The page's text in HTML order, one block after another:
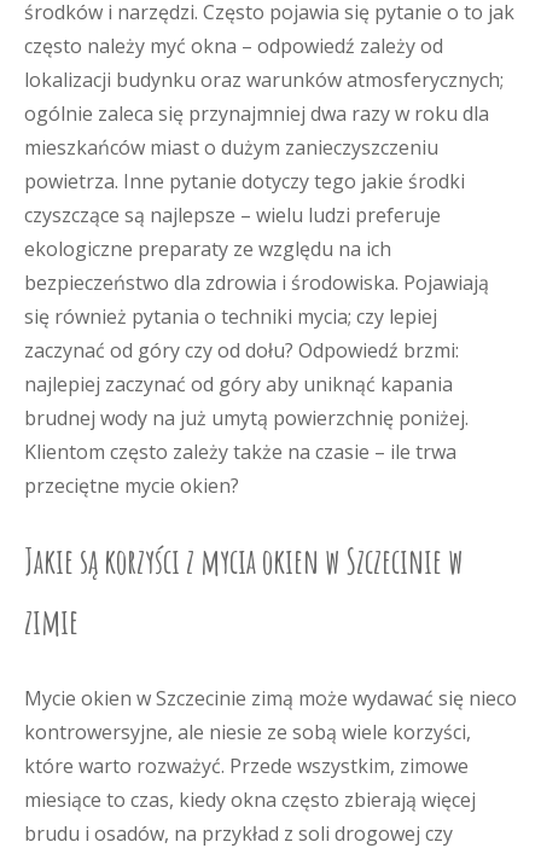
środków i narzędzi. Często pojawia się pytanie o to jak
często należy myć okna – odpowiedź zależy od
lokalizacji budynku oraz warunków atmosferycznych;
ogólnie zaleca się przynajmniej dwa razy w roku dla
mieszkańców miast o dużym zanieczyszczeniu
powietrza. Inne pytanie dotyczy tego jakie środki
czyszczące są najlepsze – wielu ludzi preferuje
ekologiczne preparaty ze względu na ich
bezpieczeństwo dla zdrowia i środowiska. Pojawiają
się również pytania o techniki mycia; czy lepiej
zaczynać od góry czy od dołu? Odpowiedź brzmi:
najlepiej zaczynać od góry aby uniknąć kapania
brudnej wody na już umytą powierzchnię poniżej.
Klientom często zależy także na czasie – ile trwa
przeciętne mycie okien?
Jakie są korzyści z mycia okien w Szczecinie w
zimie
Mycie okien w Szczecinie zimą może wydawać się nieco
kontrowersyjne, ale niesie ze sobą wiele korzyści,
które warto rozważyć. Przede wszystkim, zimowe
miesiące to czas, kiedy okna często zbierają więcej
brudu i osadów, na przykład z soli drogowej czy